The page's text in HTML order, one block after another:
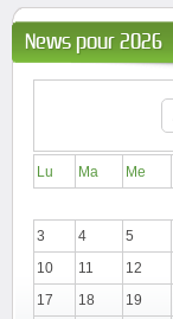
News pour 2026
Lu Ma Me
3
4 5
10
11 12
17
18 19